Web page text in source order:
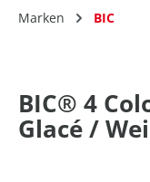
Marken BIC
BIC® 4
Glacé /